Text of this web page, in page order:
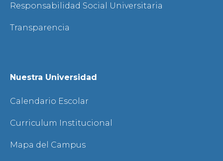
Responsabilidad Social Universitaria
Transparencia
Nuestra Universidad
Calendario Escolar
Curriculum Institucional
Mapa del Campus